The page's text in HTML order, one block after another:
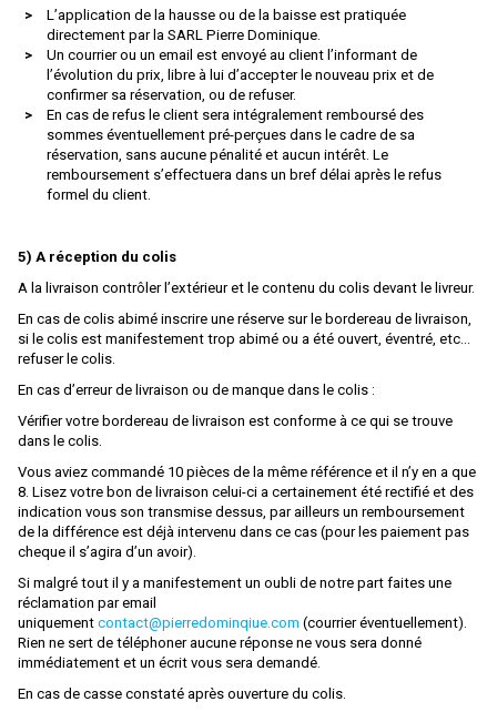
EURO MODELL
EXACTRAIL
EXACT TRAIN
Faller
FB SYSTEMS
FISCHER
FLEISCHMANN
FOX VALLEY MODELS
FR
FRADIS - Marque Disparue, Finition Années 70
FRANCE TRAINS - Marque Disparue
FRATESCHI
FULGUREX
GABOR
GEGE
GENESIS
GILLKIT
L’application de la hausse ou de la baisse est pratiquée
directement par la SARL Pierre Dominique.
Un courrier ou un email est envoyé au client l’informant de
l’évolution du prix, libre à lui d’accepter le nouveau prix et de
confirmer sa réservation, ou de refuser.
En cas de refus le client sera intégralement remboursé des
sommes éventuellement pré-perçues dans le cadre de sa
réservation, sans aucune pénalité et aucun intérêt. Le
remboursement s’effectuera dans un bref délai après le refus
formel du client.
5) A réception du colis
A la livraison contrôler l’extérieur et le contenu du colis devant le livreur.
En cas de colis abimé inscrire une réserve sur le bordereau de livraison,
si le colis est manifestement trop abimé ou a été ouvert, éventré, etc…
refuser le colis.
En cas d’erreur de livraison ou de manque dans le colis :
Vérifier votre bordereau de livraison est conforme à ce qui se trouve
dans le colis.
Vous aviez commandé 10 pièces de la même référence et il n’y en a que
8. Lisez votre bon de livraison celui-ci a certainement été rectifié et des
indication vous son transmise dessus, par ailleurs un remboursement
de la différence est déjà intervenu dans ce cas (pour les paiement pas
cheque il s’agira d’un avoir).
Si malgré tout il y a manifestement un oubli de notre part faites une
réclamation par email
uniquement contact@pierredominqiue.com (courrier éventuellement).
Rien ne sert de téléphoner aucune réponse ne vous sera donné
immédiatement et un écrit vous sera demandé.
En cas de casse constaté après ouverture du colis.